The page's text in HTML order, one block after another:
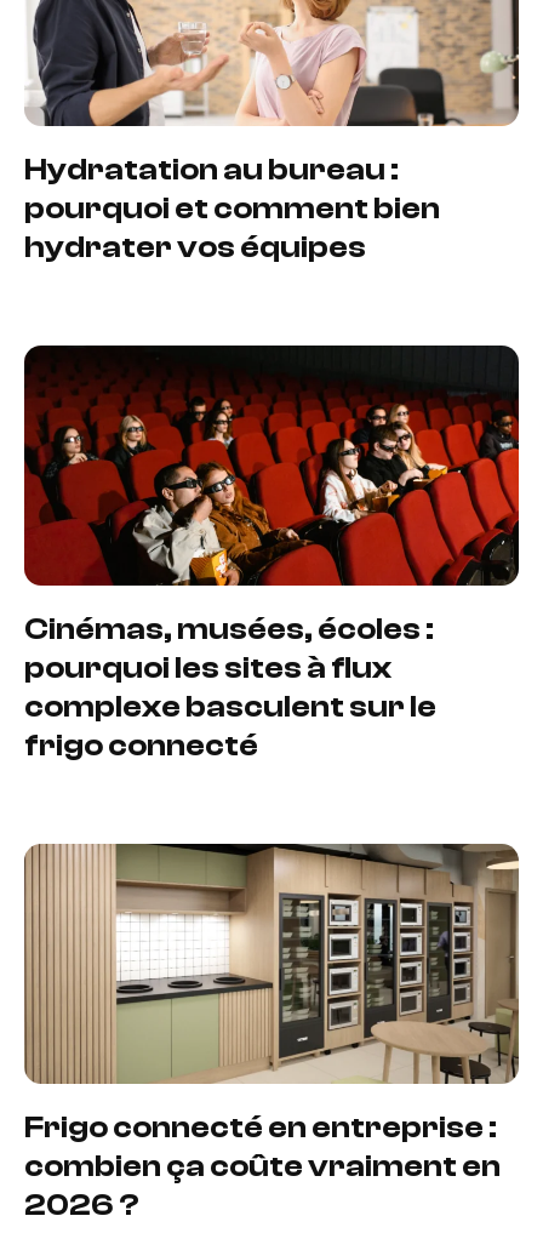
Hydratation au bureau :
pourquoi et comment bien
hydrater vos équipes
Cinémas, musées, écoles :
pourquoi les sites à flux
complexe basculent sur le
frigo connecté
Frigo connecté en entreprise :
combien ça coûte vraiment en
2026 ?